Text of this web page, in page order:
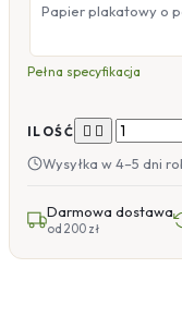
Papier plakatowy o
Pełna specyfikacja
ILOŚĆ  
Wysyłka w 4–5 dni
Darmowa dostawa
od 200 zł